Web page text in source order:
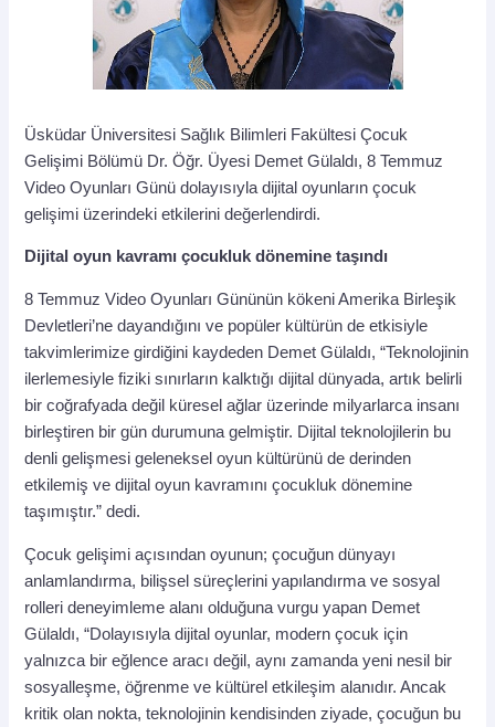
Üsküdar Üniversitesi Sağlık Bilimleri Fakültesi Çocuk
Gelişimi Bölümü Dr. Öğr. Üyesi Demet Gülaldı, 8 Temmuz
Video Oyunları Günü dolayısıyla dijital oyunların çocuk
gelişimi üzerindeki etkilerini değerlendirdi.
Dijital oyun kavramı çocukluk dönemine taşındı
8 Temmuz Video Oyunları Gününün kökeni Amerika Birleşik
Devletleri’ne dayandığını ve popüler kültürün de etkisiyle
takvimlerimize girdiğini kaydeden Demet Gülaldı, “Teknolojinin
ilerlemesiyle fiziki sınırların kalktığı dijital dünyada, artık belirli
bir coğrafyada değil küresel ağlar üzerinde milyarlarca insanı
birleştiren bir gün durumuna gelmiştir. Dijital teknolojilerin bu
denli gelişmesi geleneksel oyun kültürünü de derinden
etkilemiş ve dijital oyun kavramını çocukluk dönemine
taşımıştır.” dedi.
Çocuk gelişimi açısından oyunun; çocuğun dünyayı
anlamlandırma, bilişsel süreçlerini yapılandırma ve sosyal
rolleri deneyimleme alanı olduğuna vurgu yapan Demet
Gülaldı, “Dolayısıyla dijital oyunlar, modern çocuk için
yalnızca bir eğlence aracı değil, aynı zamanda yeni nesil bir
sosyalleşme, öğrenme ve kültürel etkileşim alanıdır. Ancak
kritik olan nokta, teknolojinin kendisinden ziyade, çocuğun bu